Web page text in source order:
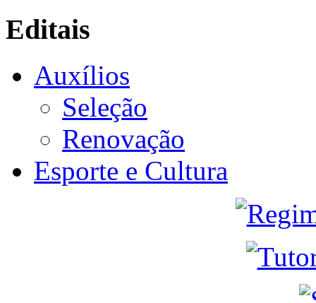
Editais
Auxílios
Seleção
Renovação
Esporte e Cultura